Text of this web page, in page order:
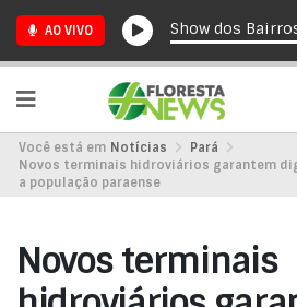
AO VIVO Show dos
Você está em Notícias
Pará
Novos terminais hidroviários garantem
a população paraense
Novos terminais